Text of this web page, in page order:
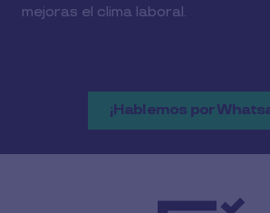
mejoras el clima laboral.
¡Hablemos por